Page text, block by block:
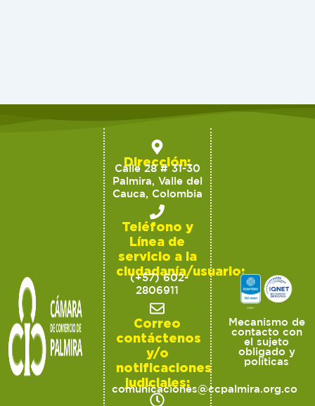
Dirección:
Calle 28 # 31-30
Palmira, Valle del
Cauca, Colombia
Teléfono y
Línea de
servicio a la
ciudadanía/usuario:
(+57) 602-
2806911
Correo
contáctenos
y/o
notificaciones
judiciales:
comunicaciones@ccpalmira.org.co
Mecanismo de
contacto con
el sujeto
obligado y
políticas